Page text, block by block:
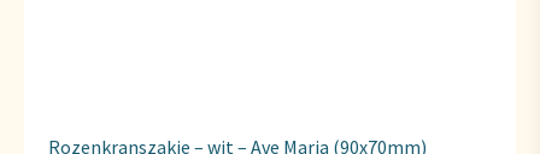
Rozenkranszakje – wit – Ave Maria (90x70mm)